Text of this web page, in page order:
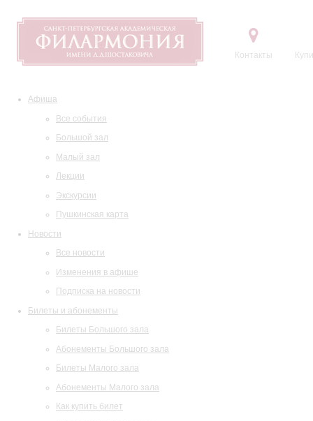
Контакты
Афиша
Все события
Большой зал
Малый зал
Лекции
Экскурсии
Пушкинская карта
Новости
Все новости
Изменения в афише
Подписка на новости
Билеты и абонементы
Билеты Большого зала
Абонементы Большого зала
Билеты Малого зала
Абонементы Малого зала
Как купить билет